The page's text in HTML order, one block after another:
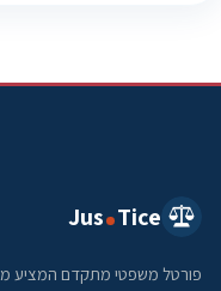
Jus Tice
פורטל משפטי מתקדם המציע